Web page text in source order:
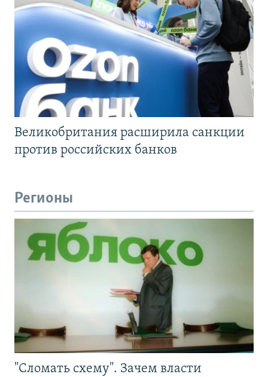
Великобритания расширила санкции
против российских банков
Регионы
"Сломать схему". Зачем власти